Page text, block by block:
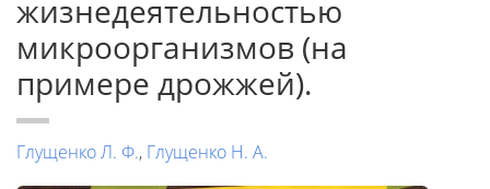
жизнедеятельностью
микроорганизмов (на
примере дрожжей).
Глущенко Л. Ф., Глущенко Н. А.